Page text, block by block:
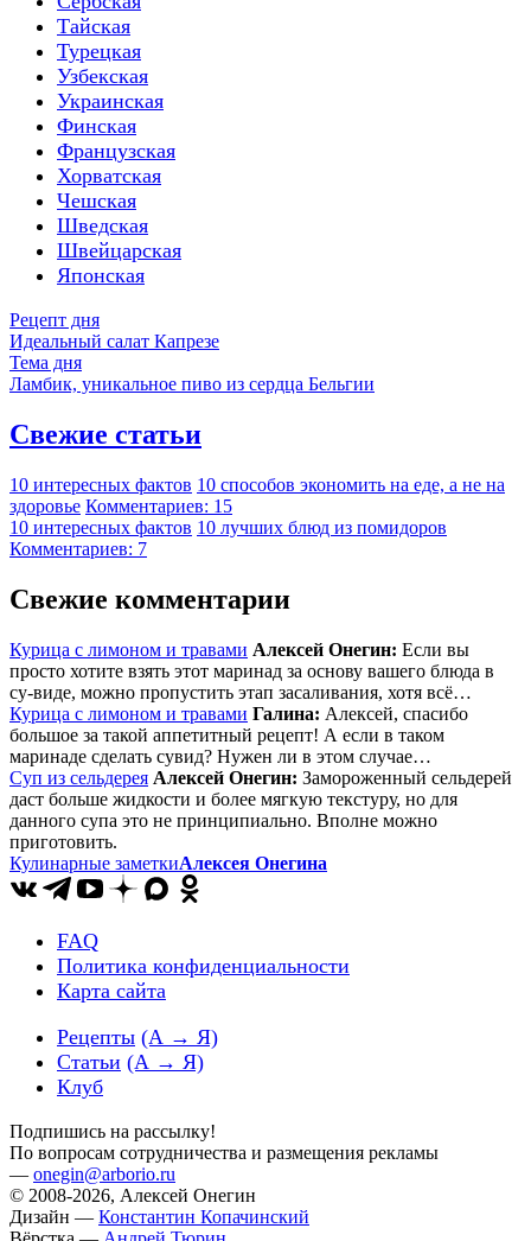
Тайская
Турецкая
Узбекская
Украинская
Финская
Французская
Хорватская
Чешская
Шведская
Швейцарская
Японская
Рецепт дня
Идеальный салат Капрезе
Тема дня
Ламбик, уникальное пиво из сердца Бельгии
Свежие статьи
10 интересных фактов 10 способов экономить на еде, а не на
здоровье Комментариев: 15
10 интересных фактов 10 лучших блюд из помидоров
Комментариев: 7
Свежие комментарии
Курица с лимоном и травами Алексей Онегин: Если вы
просто хотите взять этот маринад за основу вашего блюда в
су-виде, можно пропустить этап засаливания, хотя всё…
Курица с лимоном и травами Галина: Алексей, спасибо
большое за такой аппетитный рецепт! А если в таком
маринаде сделать сувид? Нужен ли в этом случае…
Суп из сельдерея Алексей Онегин: Замороженный сельдерей
даст больше жидкости и более мягкую текстуру, но для
данного супа это не принципиально. Вполне можно
приготовить.
Кулинарные заметкиАлексея Онегина
FAQ
Политика конфиденциальности
Карта сайта
Рецепты (А → Я)
Статьи (А → Я)
Клуб
Подпишись на рассылку!
По вопросам сотрудничества и размещения рекламы
— onegin@arborio.ru
© 2008-2026, Алексей Онегин
Дизайн — Константин Копачинский